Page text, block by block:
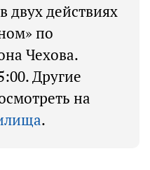
двух действиях
по
Чехова.
Другие
на
.